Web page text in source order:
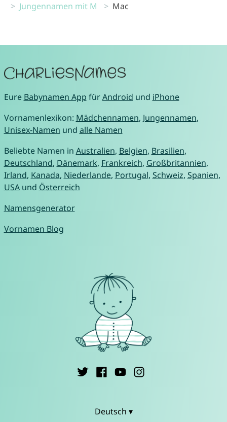
Jungennamen mit M
Mac
Eure Babynamen App fürAndroid und iPhone
Vornamenlexikon: Mädchennamen, Jungennamen,
Unisex-Namen und alle Namen
Beliebte Namen in Australien, Belgien, Brasilien,
Deutschland, Dänemark, Frankreich, Großbritannien,
Irland, Kanada, Niederlande, Portugal, Schweiz, Spanien,
USAund Österreich
Namensgenerator
Vornamen Blog
Deutsch ▾